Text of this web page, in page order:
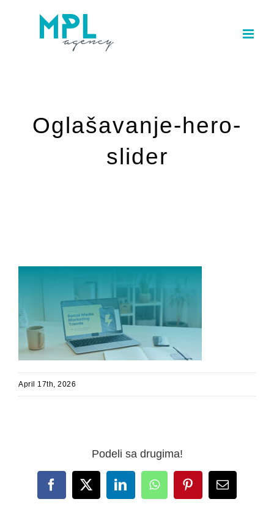
Oglašavanje-hero-
slider
April 17th, 2026
Podeli sa drugima!
Facebook
X LinkedInWhatsAppPinterestEmail